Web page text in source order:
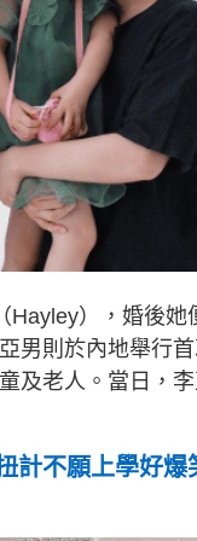
Hayley），婚後她
男則於內地舉行
及老人。當日，
計不願上學好爆